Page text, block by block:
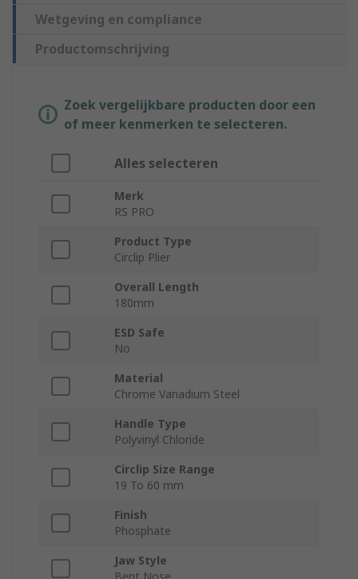
Wetgeving en compliance
Productomschrijving
Zoek vergelijkbare producten door een
of meer kenmerken te selecteren.
Alles selecteren
Merk
RS PRO
Product Type
Circlip Plier
Overall Length
180mm
ESD Safe
No
Material
Chrome Vanadium Steel
Handle Type
Polyvinyl Chloride
Circlip Size Range
19 To 60 mm
Finish
Phosphate
Jaw Style